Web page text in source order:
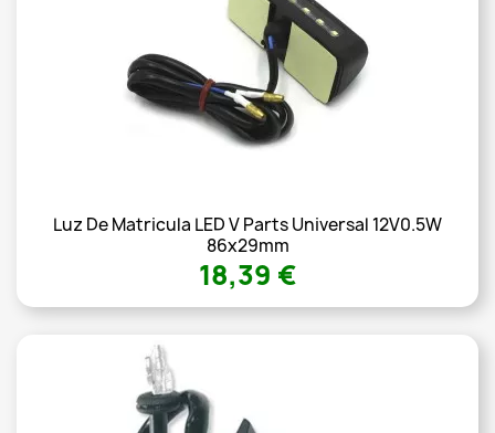
Luz De Matricula LED V Parts Universal 12V0.5W
86x29mm
18,39 €